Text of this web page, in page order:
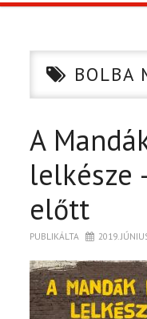
CIKK
PÓLÓ RENDELÉS
BOLBA
A
lelkésze
előtt
PUBLIKÁLTA 2019.